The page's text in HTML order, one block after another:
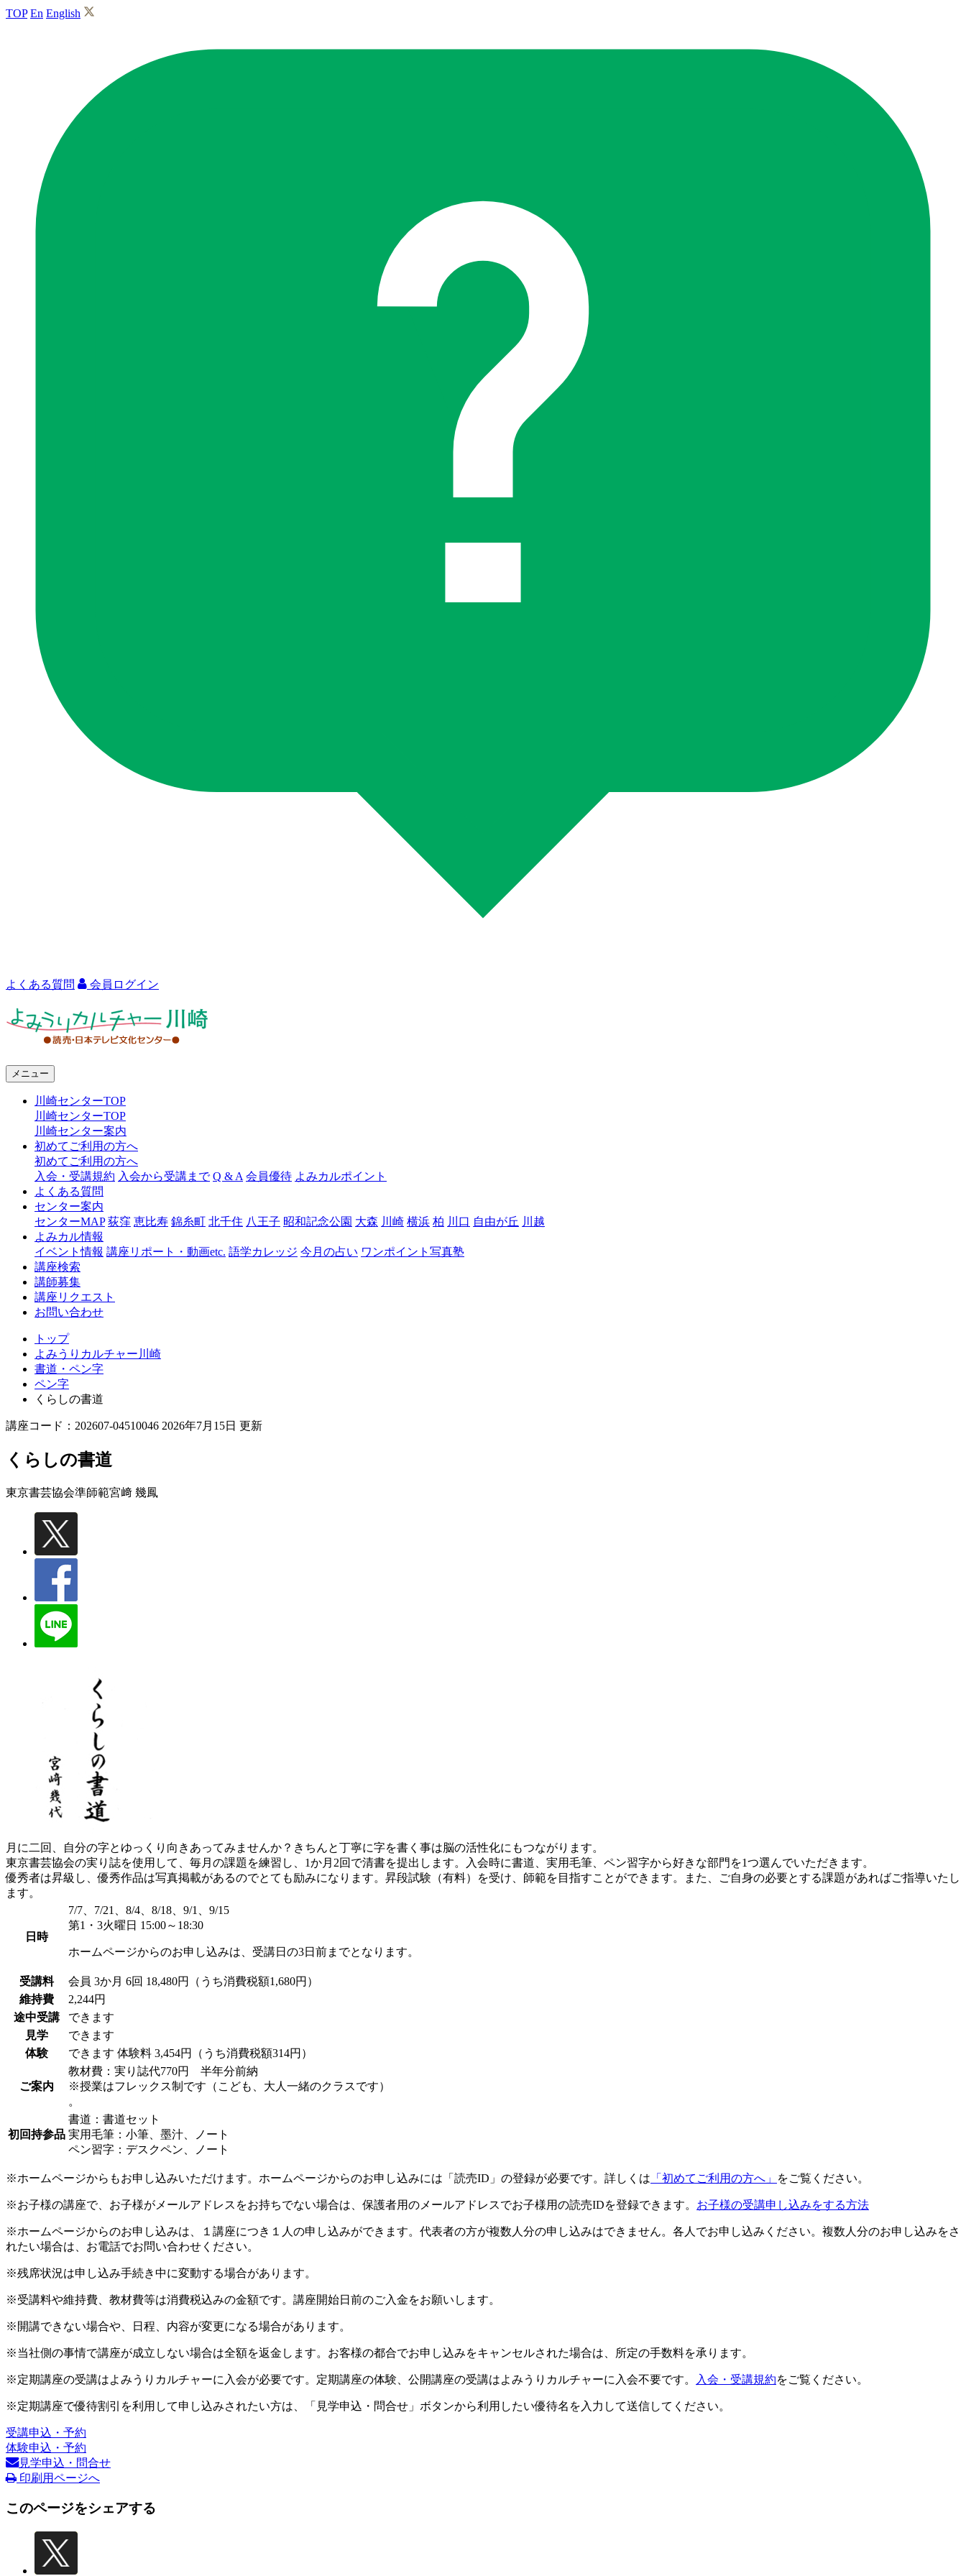
TOP En English
よくある質問 会員ログイン
ャ
川
崎
メニュー
川崎センターTOP
川崎センターTOP
川崎センター案内
初めてご利用の方へ
初めてご利用の方へ
入会・受講規約 入会から受講まで Q & A 会員優待 よみカルポイント
よくある質問
センター案内
センターMAP 荻窪 恵比寿 錦糸町 北千住 八王子 昭和記念公園 大森 川崎 横浜 柏 川口 自由が丘 川越
よみカル情報
イベント情報 講座リポート・動画etc. 語学カレッジ 今月の占い ワンポイント写真塾
講座検索
講師募集
講座リクエスト
お問い合わせ
トップ
よみうりカルチャー川崎
書道・ペン字
ペン字
くらしの書道
講座コード：202607-04510046 2026年7月15日 更新
くらしの書道
東京書芸協会準師範宮﨑 幾鳳
月に二回、自分の字とゆっくり向きあってみませんか？きちんと丁寧に字を書く事は脳の活性化にもつながります。
東京書芸協会の実り誌を使用して、毎月の課題を練習し、1か月2回で清書を提出します。入会時に書道、実用毛筆、ペン習字から好きな部門を1つ選んでいただきます。
優秀者は昇級し、優秀作品は写真掲載があるのでとても励みになります。昇段試験（有料）を受け、師範を目指すことができます。また、ご自身の必要とする課題があればご指導いたし
ます。
日時
7/7、7/21、8/4、8/18、9/1、9/15
第1・3火曜日 15:00～18:30
ホームページからのお申し込みは、受講日の3日前までとなります。
受講料 会員 3か月 6回 18,480円（うち消費税額1,680円）
維持費
2,244円
途中受講
できます
見学
できます
体験
できます 体験料 3,454円（うち消費税額314円）
ご案内
教材費：実り誌代770円 半年分前納
※授業はフレックス制です（こども、大人一緒のクラスです）
。
初回持参品
書道：書道セット
実用毛筆：小筆、墨汁、ノート
ペン習字：デスクペン、ノート
※ホームページからもお申し込みいただけます。ホームページからのお申し込みには「読売ID」の登録が必要です。詳しくは 「初めてご利用の方へ」 をご覧ください。
※お子様の講座で、お子様がメールアドレスをお持ちでない場合は、保護者用のメールアドレスでお子様用の読売IDを登録できます。 お子様の受講申し込みをする方法
※ホームページからのお申し込みは、１講座につき１人の申し込みができます。代表者の方が複数人分の申し込みはできません。各人でお申し込みください。複数人分のお申し込みをさ
れたい場合は、お電話でお問い合わせください。
※残席状況は申し込み手続き中に変動する場合があります。
※受講料や維持費、教材費等は消費税込みの金額です。講座開始日前のご入金をお願いします。
※開講できない場合や、日程、内容が変更になる場合があります。
※当社側の事情で講座が成立しない場合は全額を返金します。お客様の都合でお申し込みをキャンセルされた場合は、所定の手数料を承ります。
※定期講座の受講はよみうりカルチャーに入会が必要です。定期講座の体験、公開講座の受講はよみうりカルチャーに入会不要です。 入会・受講規約をご覧ください。
※定期講座で優待割引を利用して申し込みされたい方は、「見学申込・問合せ」ボタンから利用したい優待名を入力して送信してください。
受講申込・予約
体験申込・予約
見学申込・問合せ
印刷用ページへ
このページをシェアする